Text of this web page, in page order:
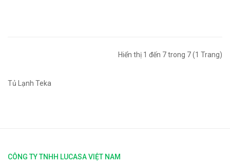
Hiển thị 1 đến 7 trong 7 (1 Trang)
Tủ Lạnh Teka
CÔNG TY TNHH LUCASA VIỆT NAM